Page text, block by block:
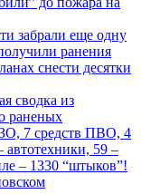
забрали еще одну
ранения
снести десятки
сводка из
раненых
7 средств ПВО, 4
автотехники, 59 –
– 1330 “штыков”!